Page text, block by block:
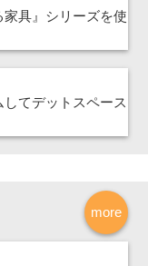
具』シリーズを使
てデットスペース
more